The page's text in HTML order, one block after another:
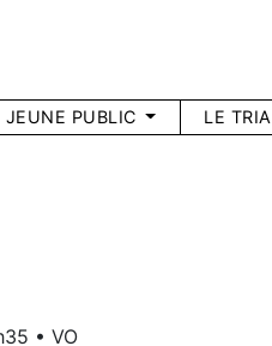
JEUNE PUBLIC LE
• VO